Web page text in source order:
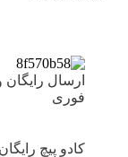
ارسال رایگان
فوری
کادو پیچ رایگان